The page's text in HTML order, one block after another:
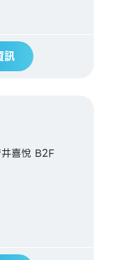
訊
喜悅 B2F